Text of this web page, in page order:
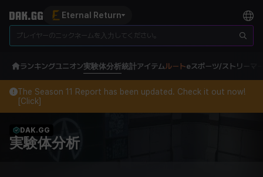
Eternal Return
ランキングユニオン実験体分析統計アイテムルートeスポーツ/ストリーマ
The Season 11 Report has been updated. Check it out now!
[Click]
DAK.GG
実験体分析